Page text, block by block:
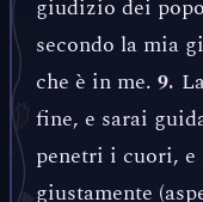
giudizio dei
secondo la mia
che è in me. 9.
fine, e sarai
penetri i cuori,
giustamente